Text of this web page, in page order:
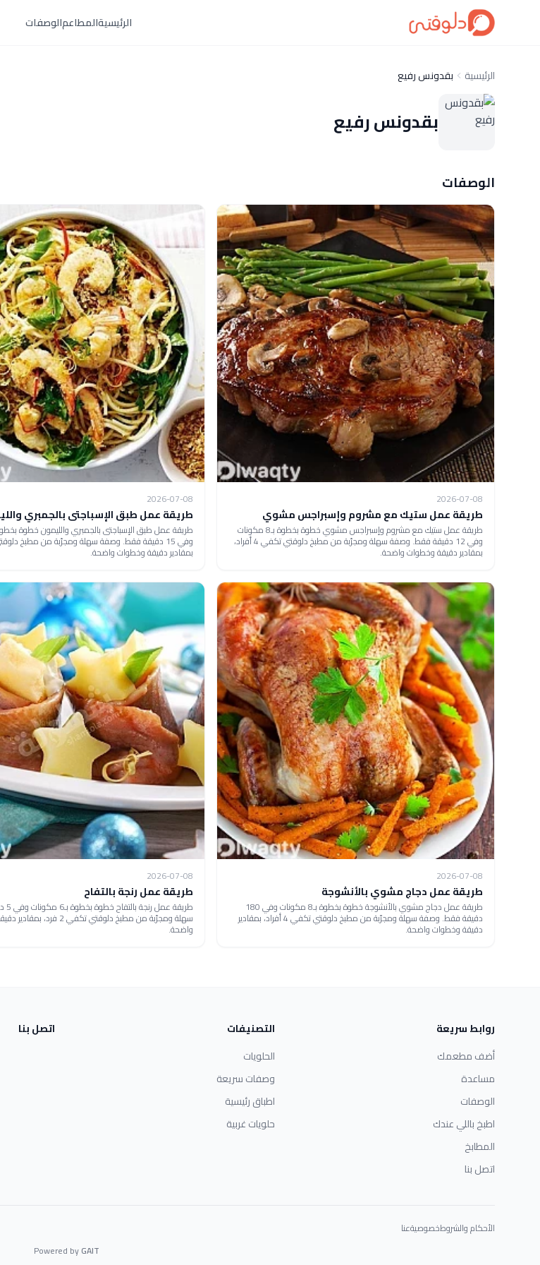
الرئيسيةالمطاعمالوصفات
الرئيسية بقدونس رفيع
بقدونس رفيع
الوصفات
2026-07-08
طريقة عمل ستيك مع مشروم وإسبراجس مشوي
طريقة عمل ستيك مع مشروم وإسبراجس مشوي خطوة بخطوة بـ8 مكونات
وفي 12 دقيقة فقط. وصفة سهلة ومجرّبة من مطبخ دلوقتي تكفي 4 أفراد،
بمقادير دقيقة وخطوات واضحة.
2026-07-08
طريقة عمل طبق الإسباجتى بالجمبري
بمقادير دقيقة وخطوات واضحة.
2026-07-08
طريقة عمل دجاج مشوي بالأنشوجة
طريقة عمل دجاج مشوي بالأنشوجة خطوة بخطوة بـ8 مكونات وفي 180
دقيقة فقط. وصفة سهلة ومجرّبة من مطبخ دلوقتي تكفي 4 أفراد، بمقادير
دقيقة وخطوات واضحة.
2026-07-08
طريقة عمل رنجة بالتفاح
سهلة ومجرّبة من مطبخ دلوقتي تكفي 2
واضحة.
روابط سريعة
أضف مطعمك
مساعدة
الوصفات
اطبخ باللي عندك
المطابخ
اتصل بنا
التصنيفات
الحلويات
وصفات سريعة
اطباق رئيسية
حلويات غربية
اتصل بنا
الأحكام والشروطخصوصيةعنا
Powered byGAIT